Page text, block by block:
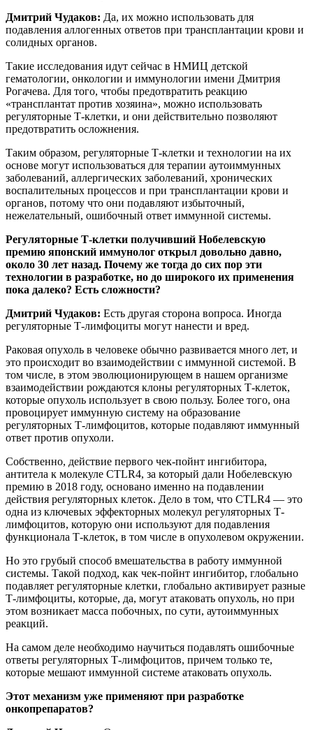
Дмитрий Чудаков: Да, их можно использовать для
подавления аллогенных ответов при трансплантации крови и
солидных органов.
Такие исследования идут сейчас в НМИЦ детской
гематологии, онкологии и иммунологии имени Дмитрия
Рогачева. Для того, чтобы предотвратить реакцию
«трансплантат против хозяина», можно использовать
регуляторные Т-клетки, и они действительно позволяют
предотвратить осложнения.
Таким образом, регуляторные Т-клетки и технологии на их
основе могут использоваться для терапии аутоиммунных
заболеваний, аллергических заболеваний, хронических
воспалительных процессов и при трансплантации крови и
органов, потому что они подавляют избыточный,
нежелательный, ошибочный ответ иммунной системы.
Регуляторные Т-клетки получивший Нобелевскую
премию японский иммунолог открыл довольно давно,
около 30 лет назад. Почему же тогда до сих пор эти
технологии в разработке, но до широкого их применения
пока далеко? Есть сложности?
Дмитрий Чудаков: Есть другая сторона вопроса. Иногда
регуляторные Т-лимфоциты могут нанести и вред.
Раковая опухоль в человеке обычно развивается много лет, и
это происходит во взаимодействии с иммунной системой. В
том числе, в этом эволюционирующем в нашем организме
взаимодействии рождаются клоны регуляторных Т-клеток,
которые опухоль использует в свою пользу. Более того, она
провоцирует иммунную систему на образование
регуляторных Т-лимфоцитов, которые подавляют иммунный
ответ против опухоли.
Собственно, действие первого чек-пойнт ингибитора,
антитела к молекуле CTLR4, за который дали Нобелевскую
премию в 2018 году, основано именно на подавлении
действия регуляторных клеток. Дело в том, что CTLR4 — это
одна из ключевых эффекторных молекул регуляторных Т-
лимфоцитов, которую они используют для подавления
функционала Т-клеток, в том числе в опухолевом окружении.
Но это грубый способ вмешательства в работу иммунной
системы. Такой подход, как чек-пойнт ингибитор, глобально
подавляет регуляторные клетки, глобально активирует разные
Т-лимфоциты, которые, да, могут атаковать опухоль, но при
этом возникает масса побочных, по сути, аутоиммунных
реакций.
На самом деле необходимо научиться подавлять ошибочные
ответы регуляторных Т-лимфоцитов, причем только те,
которые мешают иммунной системе атаковать опухоль.
Этот механизм уже применяют при разработке
онкопрепаратов?